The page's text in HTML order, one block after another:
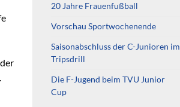
20 Jahre Frauenfußball
Vorschau Sportwochenende
Saisonabschluss der C-Junioren im
Tripsdrill
Die F-Jugend beim TVU Junior
Cup